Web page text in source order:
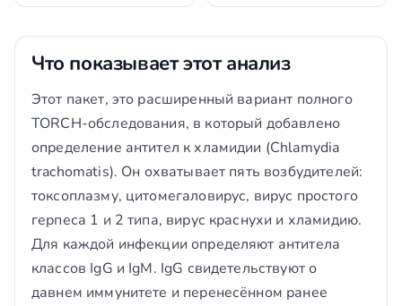
Что показывает этот анализ
Этот пакет, это расширенный вариант полного
TORCH-обследования, в который добавлено
определение антител к хламидии (Chlamydia
trachomatis). Он охватывает пять возбудителей:
токсоплазму, цитомегаловирус, вирус простого
герпеса 1 и 2 типа, вирус краснухи и хламидию.
Для каждой инфекции определяют антитела
классов IgG и IgM. IgG свидетельствуют о
давнем иммунитете и перенесённом ранее